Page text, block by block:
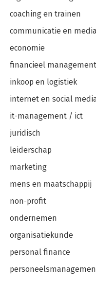
coaching en trainen
communicatie en media
economie
financieel management
inkoop en logistiek
internet en social
it-management / ict
juridisch
leiderschap
marketing
mens en maatschappij
non-profit
ondernemen
organisatiekunde
personal finance